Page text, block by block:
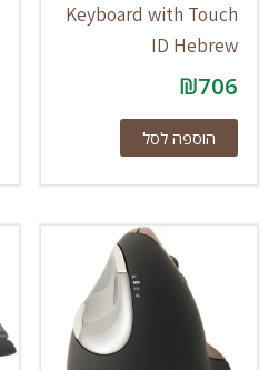
Keyboard with Touch
ID Hebrew
₪706
הוספה לסל